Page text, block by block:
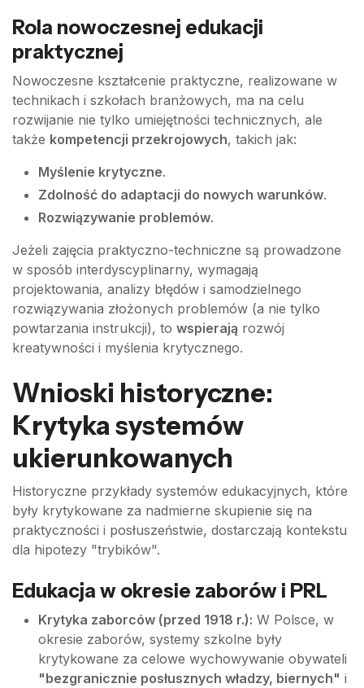
Rola nowoczesnej edukacji
praktycznej
Nowoczesne kształcenie praktyczne, realizowane w
technikach i szkołach branżowych, ma na celu
rozwijanie nie tylko umiejętności technicznych, ale
także kompetencji przekrojowych, takich jak:
Myślenie krytyczne.
Zdolność do adaptacji do nowych warunków.
Rozwiązywanie problemów.
Jeżeli zajęcia praktyczno-techniczne są prowadzone
w sposób interdyscyplinarny, wymagają
projektowania, analizy błędów i samodzielnego
rozwiązywania złożonych problemów (a nie tylko
powtarzania instrukcji), to wspierają rozwój
kreatywności i myślenia krytycznego.
Wnioski historyczne:
Krytyka systemów
ukierunkowanych
Historyczne przykłady systemów edukacyjnych, które
były krytykowane za nadmierne skupienie się na
praktyczności i posłuszeństwie, dostarczają kontekstu
dla hipotezy "trybików".
Edukacja w okresie zaborów i PRL
Krytyka zaborców (przed 1918 r.): W Polsce, w
okresie zaborów, systemy szkolne były
krytykowane za celowe wychowywanie obywateli
"bezgranicznie posłusznych władzy, biernych" i